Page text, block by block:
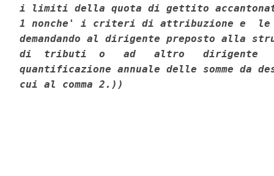
i limiti della quota di gettito
1 nonche' i criteri di attribuzione e
demandando al dirigente preposto alla
di  tributi  o   ad   altro   dirigente
quantificazione annuale delle somme
cui al comma 2.))